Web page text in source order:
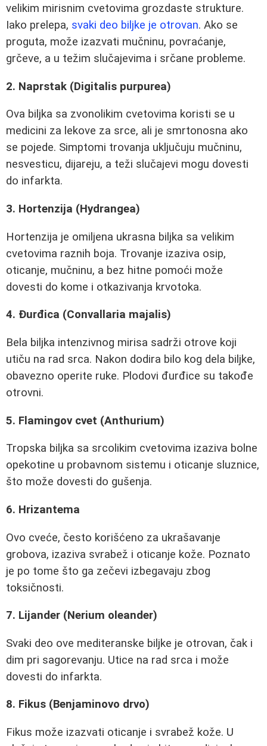
velikim mirisnim cvetovima grozdaste strukture.
Iako prelepa, svaki deo biljke je otrovan. Ako se
proguta, može izazvati mučninu, povraćanje,
grčeve, a u težim slučajevima i srčane probleme.
2. Naprstak (Digitalis purpurea)
Ova biljka sa zvonolikim cvetovima koristi se u
medicini za lekove za srce, ali je smrtonosna ako
se pojede. Simptomi trovanja uključuju mučninu,
nesvesticu, dijareju, a teži slučajevi mogu dovesti
do infarkta.
3. Hortenzija (Hydrangea)
Hortenzija je omiljena ukrasna biljka sa velikim
cvetovima raznih boja. Trovanje izaziva osip,
oticanje, mučninu, a bez hitne pomoći može
dovesti do kome i otkazivanja krvotoka.
4. Đurđica (Convallaria majalis)
Bela biljka intenzivnog mirisa sadrži otrove koji
utiču na rad srca. Nakon dodira bilo kog dela biljke,
obavezno operite ruke. Plodovi đurđice su takođe
otrovni.
5. Flamingov cvet (Anthurium)
Tropska biljka sa srcolikim cvetovima izaziva bolne
opekotine u probavnom sistemu i oticanje sluznice,
što može dovesti do gušenja.
6. Hrizantema
Ovo cveće, često korišćeno za ukrašavanje
grobova, izaziva svrabež i oticanje kože. Poznato
je po tome što ga zečevi izbegavaju zbog
toksičnosti.
7. Lijander (Nerium oleander)
Svaki deo ove mediteranske biljke je otrovan, čak i
dim pri sagorevanju. Utice na rad srca i može
dovesti do infarkta.
8. Fikus (Benjaminovo drvo)
Fikus može izazvati oticanje i svrabež kože. U